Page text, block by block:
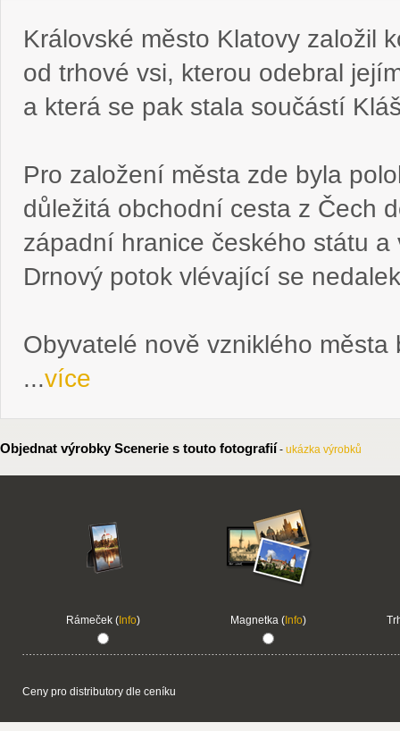
Královské město Klatovy založil
od trhové vsi, kterou odebral
a která se pak stala součástí
Pro založení města zde byla
důležitá obchodní cesta z Čech
západní hranice českého státu
Drnový potok vlévající se
Obyvatelé nově vzniklého
...více
Objednat výrobky Scenerie s touto fotografií - ukázka výrobků
Rámeček (Info) Magnetka (Info)
Ceny pro distributory dle ceníku